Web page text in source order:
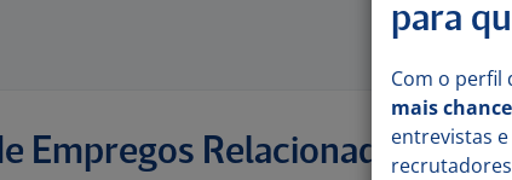
Empregos Relacionadas
para
Com o perfil
mais
entrevistas